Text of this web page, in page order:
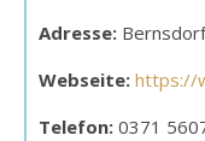
Adresse:
Webseite: https://
Telefon: 0371